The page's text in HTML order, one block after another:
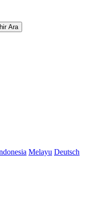
Ara
Melayu Deutsch